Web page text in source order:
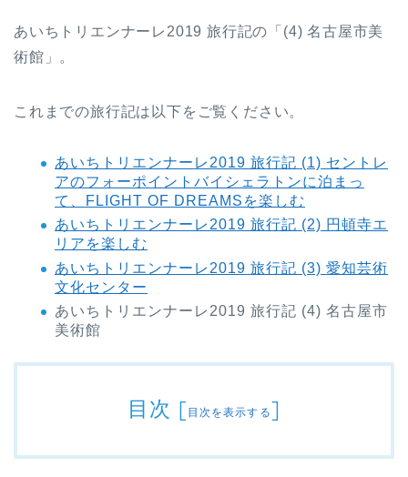
あいちトリエンナーレ2019 旅行記の「(4) 名古屋市美
術館」。
これまでの旅行記は以下をご覧ください。
あいちトリエンナーレ2019 旅行記 (1) セントレ
アのフォーポイントバイシェラトンに泊まっ
て、FLIGHT OF DREAMSを楽しむ
あいちトリエンナーレ2019 旅行記 (2) 円頓寺エ
リアを楽しむ
あいちトリエンナーレ2019 旅行記 (3) 愛知芸術
文化センター
あいちトリエンナーレ2019 旅行記 (4) 名古屋市
美術館
目次 [目次を表示する]